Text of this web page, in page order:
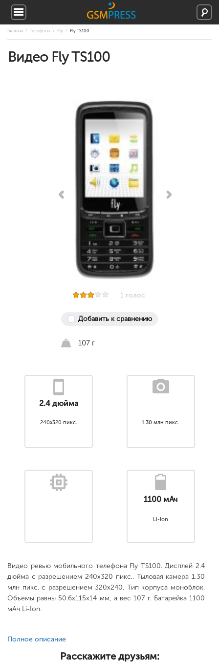
Главная Телефоны Fly Fly TS100
Видео Fly TS100
1 голос
Добавить к сравнению
107 г
2.4 дюйма
240x320 пикс. 1.30 млн пикс.
1100 мАч
Li-Ion
Видео ревью мобильного телефона Fly TS100. Дисплей 2.4
дюйма с разрешением 240x320 пикс.. Тыловая камера 1.30
млн пикс. с разрешением 320x240. Тип корпуса моноблок.
Объемы равны 50.6x115x14 мм, а вес 107 г. Батарейка 1100
мАч Li-Ion.
Полное описание
Расскажите друзьям: